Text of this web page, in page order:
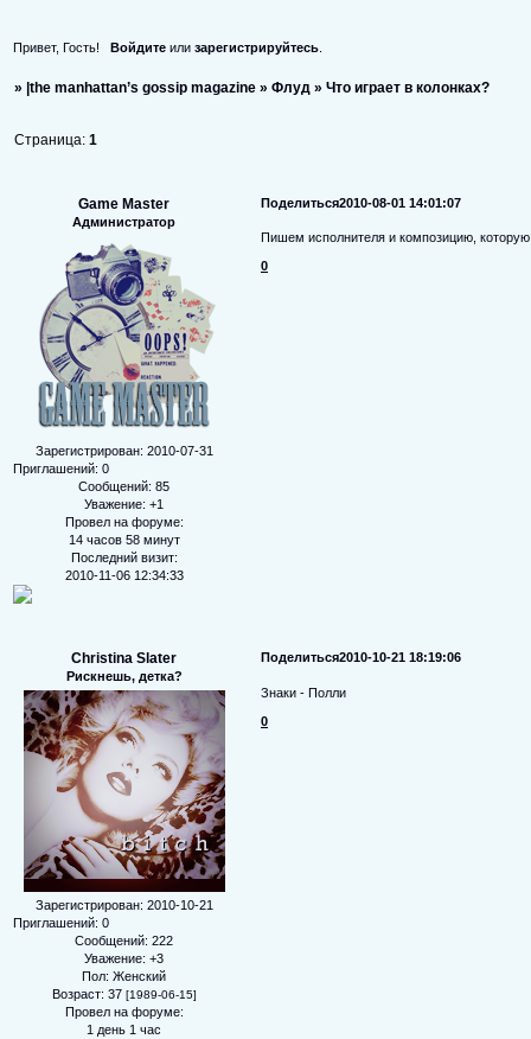
Привет, Гость! Войдитеили зарегистрируйтесь.
» |the manhattan’s gossip magazine »Флуд »Что играет в колонках?
Страница:1
Поделиться2010-08-01 14:01:07
Game Master
Администратор
Зарегистрирован: 2010-07-31
Приглашений: 0
Сообщений: 85
Уважение: +1
Провел на форуме:
14 часов 58 минут
Последний визит:
2010-11-06 12:34:33
Пишем исполнителя и композицию,
0
Поделиться2010-10-21 18:19:06
Christina Slater
Рискнешь, детка?
Зарегистрирован: 2010-10-21
Приглашений: 0
Сообщений: 222
Уважение: +3
Пол: Женский
Возраст: 37 [1989-06-15]
Провел на форуме:
1 день 1 час
Знаки - Полли
0